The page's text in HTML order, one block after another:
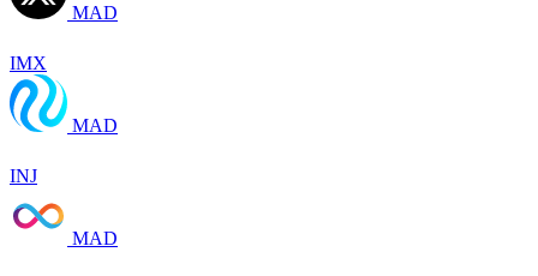
MAD
IMX
MAD
INJ
MAD